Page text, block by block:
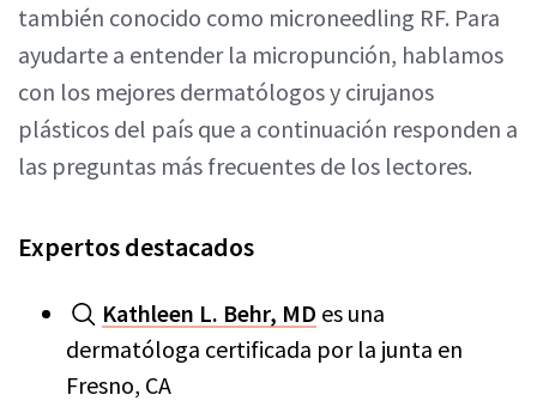
también conocido como microneedling RF. Para
ayudarte a entender la micropunción, hablamos
con los mejores dermatólogos y cirujanos
plásticos del país que a continuación responden a
las preguntas más frecuentes de los lectores.
Expertos destacados
Kathleen L. Behr, MD es una
dermatóloga certificada por la junta en
Fresno, CA